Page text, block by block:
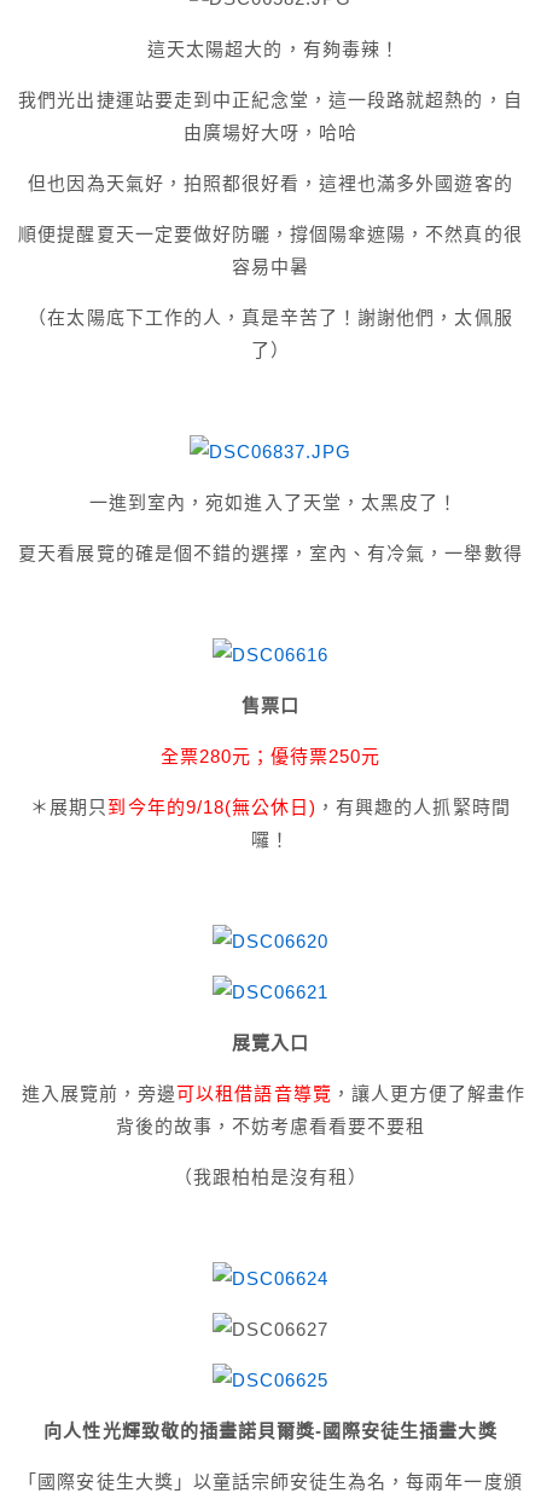
這天太陽超大的，有夠毒辣！
我們光出捷運站要走到中正紀念堂，這一段路就超熱的，自
由廣場好大呀，哈哈
但也因為天氣好，拍照都很好看，這裡也滿多外國遊客的
順便提醒夏天一定要做好防曬，撐個陽傘遮陽，不然真的很
容易中暑
（在太陽底下工作的人，真是辛苦了！謝謝他們，太佩服
了）
一進到室內，宛如進入了天堂，太黑皮了！
夏天看展覽的確是個不錯的選擇，室內、有冷氣，一舉數得
售票口
全票280元；優待票250元
＊展期只 到今年的9/18(無公休日) ，有興趣的人抓緊時間
囉！
展覽入口
進入展覽前，旁邊可以租借語音導覽 ， 讓人更方便了解畫作
背後的故事， 不妨考慮看看要不要租
（我跟柏柏是沒有租）
向人性光輝致敬的插畫諾貝爾獎-國際安徒生插畫大獎
「國際安徒生大獎」以童話宗師安徒生為名，每兩年一度頒